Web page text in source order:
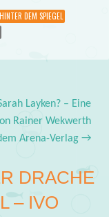
DEM SPIEGEL
Layken? – Eine
Rainer Wekwerth
Arena-Verlag→
DRACHE
– IVO